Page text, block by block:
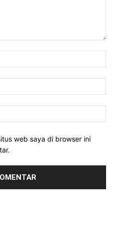
web saya di browser ini